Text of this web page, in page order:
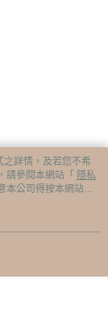
詳情，及若您不希
請參閱本網站「 隱私
本公司得按本網站使